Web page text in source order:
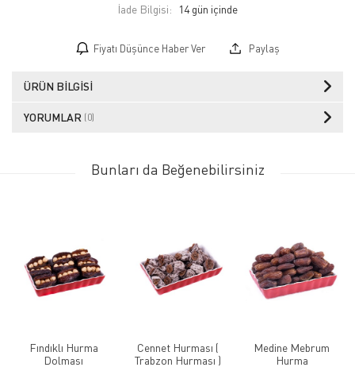
İade Bilgisi:
Fiyatı Düşünce Haber Ver Paylaş
ÜRÜN BILGISI
YORUMLAR (0)
Bunları da Beğenebilirsiniz
Fındıklı Hurma
Dolması
Cennet Hurması (
Trabzon Hurması )
Medine Mebrum
Hurma